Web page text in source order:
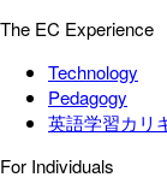
The EC Experience
Technology
Pedagogy
英語学習カリ
For Individuals